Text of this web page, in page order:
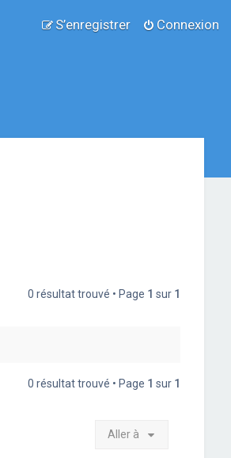
Connexion
S’enregistrer
0 résultat trouvé • Page 1 sur 1
0 résultat trouvé • Page 1 sur 1
Aller à